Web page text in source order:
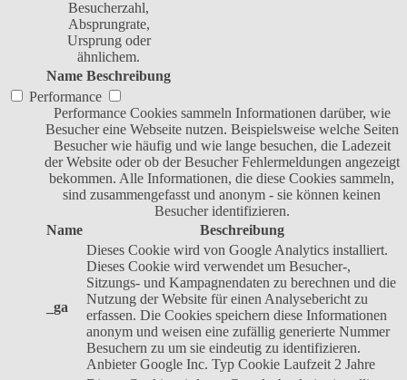
Besucherzahl,
Absprungrate,
Ursprung oder
ähnlichem.
Name Beschreibung
Performance
Performance Cookies sammeln Informationen darüber, wie
Besucher eine Webseite nutzen. Beispielsweise welche Seiten
Besucher wie häufig und wie lange besuchen, die Ladezeit
der Website oder ob der Besucher Fehlermeldungen angezeigt
bekommen. Alle Informationen, die diese Cookies sammeln,
sind zusammengefasst und anonym - sie können keinen
Besucher identifizieren.
Name
Beschreibung
_ga
Dieses Cookie wird von Google Analytics installiert.
Dieses Cookie wird verwendet um Besucher-,
Sitzungs- und Kampagnendaten zu berechnen und die
Nutzung der Website für einen Analysebericht zu
erfassen. Die Cookies speichern diese Informationen
anonym und weisen eine zufällig generierte Nummer
Besuchern zu um sie eindeutig zu identifizieren.
Anbieter Google Inc. Typ Cookie Laufzeit 2 Jahre